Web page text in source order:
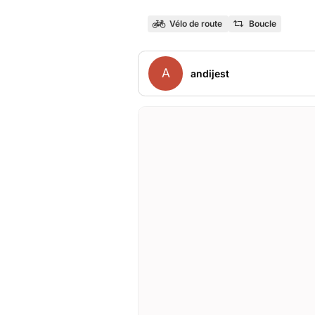
Vélo de route Boucle
A andijest